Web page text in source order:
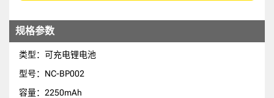
规格参数
类型：可充电锂电池
型号：NC-BP002
容量：2250mAh